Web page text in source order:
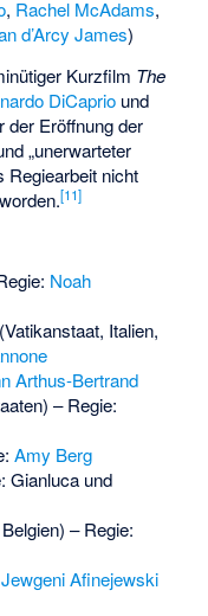
, Rachel McAdams,
d’Arcy James)
Kurzfilm The
DiCaprio und
der Eröffnung der
„unerwarteter
Regiearbeit nicht
[11]
Noah
Italien,
Arthus-Bertrand
– Regie:
Amy Berg
Gianluca und
– Regie:
Jewgeni Afinejewski